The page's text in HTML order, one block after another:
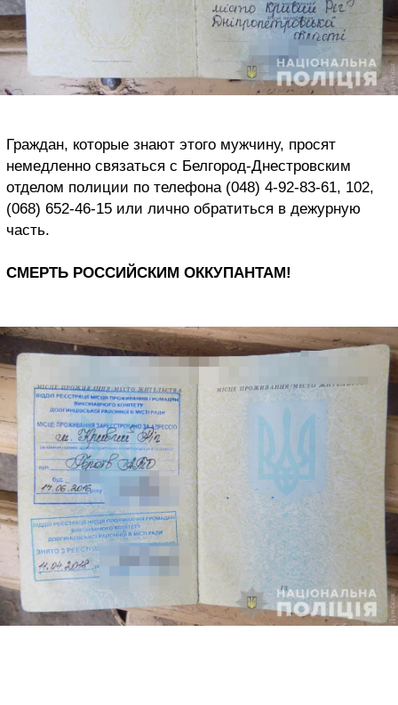
Граждан, которые знают этого мужчину, просят
немедленно связаться с Белгород-Днестровским
отделом полиции по телефона (048) 4-92-83-61, 102,
(068) 652-46-15 или лично обратиться в дежурную
часть.
СМЕРТЬ РОССИЙСКИМ ОККУПАНТАМ!